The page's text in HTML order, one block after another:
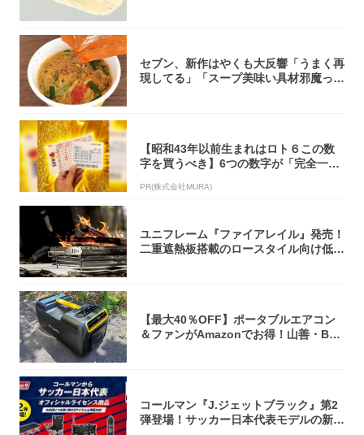
セブン、新作はやくも大反響「うまく再
現してる」「スープ美味い具材邪魔って
【昭和43年以前生まれはロト６この数
字を買うべき】6つの数字が「完全一
PR(株式会社MURA)
ユニフレーム『ファイアレイル』発売！
二重遮熱板搭載のロースタイル向け低型
【最大40％OFF】ポータブルエアコン
＆ファンがAmazonでお得！山善・Bo
コールマン『J.ジェットブラック』第2
弾登場！サッカー日本代表モデルの新作